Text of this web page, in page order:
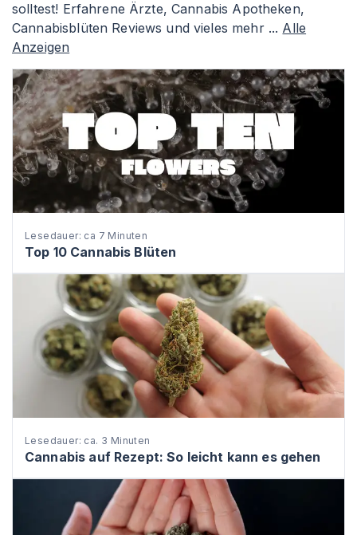
solltest! Erfahrene Ärzte, Cannabis Apotheken,
Cannabisblüten Reviews und vieles mehr ... Alle
Anzeigen
Lesedauer: ca 7 Minuten
Top 10 Cannabis Blüten
Lesedauer: ca. 3 Minuten
Cannabis auf Rezept: So leicht kann es gehen